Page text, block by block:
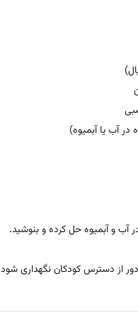
آب یا آبمیوه)
آب و آبمیوه حل کرده و بنوشید.